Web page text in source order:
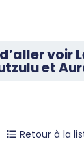
voir
et
Retour à la